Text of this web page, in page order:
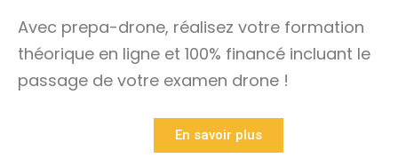
Avec prepa-drone, réalisez votre formation
théorique en ligne et 100% financé incluant le
passage de votre examen drone !
En savoir plus